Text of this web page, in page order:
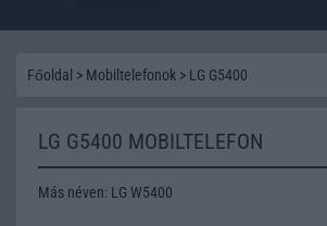
Főoldal > Mobiltelefonok > LG G5400
LG G5400 MOBILTELEFON
Más néven: LG W5400